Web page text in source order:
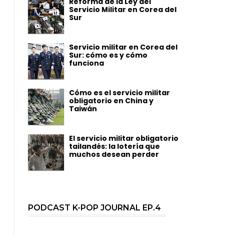
Servicio Militar en Corea del
Sur
Servicio militar en Corea del
Sur: cómo es y cómo
funciona
Cómo es el servicio militar
obligatorio en China y
Taiwán
El servicio militar obligatorio
tailandés: la lotería que
muchos desean perder
PODCAST K-POP JOURNAL EP.4